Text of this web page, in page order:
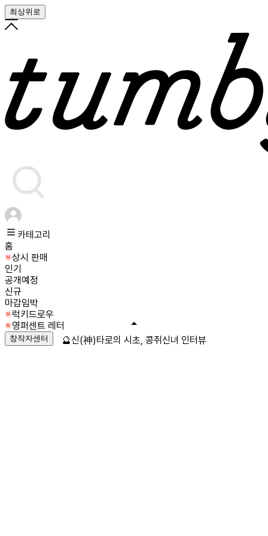
최상위로
카테고리
홈
상시 판매
인기
공개예정
신규
마감임박
럭키드로우
영퍼센트 레터
창작자센터 🔮신(神)타로의 시초, 콩쥐신녀 인터뷰